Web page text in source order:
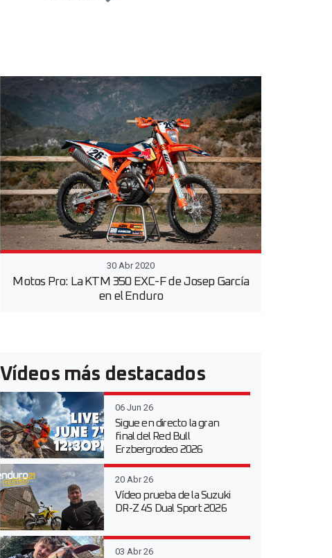
30 Abr 2020
Motos Pro: La KTM 350 EXC-F de Josep García
en el Enduro
Vídeos más destacados
06 Jun 26
Sigue en directo la gran
final del Red Bull
Erzbergrodeo 2026
20 Abr 26
Vídeo prueba de la Suzuki
DR-Z 4S Dual Sport 2026
03 Abr 26